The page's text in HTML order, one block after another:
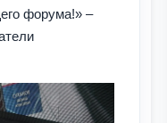
форума!» –